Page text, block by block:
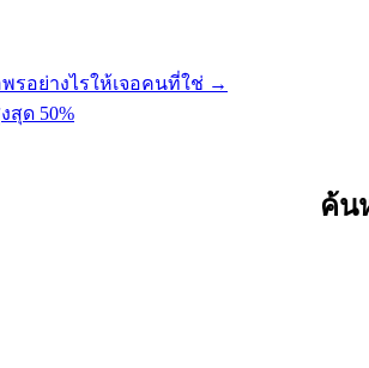
รอย่างไรให้เจอคนที่ใช่ →
สุด 50%
ค้น